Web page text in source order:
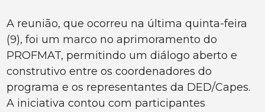
A reunião, que ocorreu na última quinta-feira
(9), foi um marco no aprimoramento do
PROFMAT, permitindo um diálogo aberto e
construtivo entre os coordenadores do
programa e os representantes da DED/Capes.
A iniciativa contou com participantes